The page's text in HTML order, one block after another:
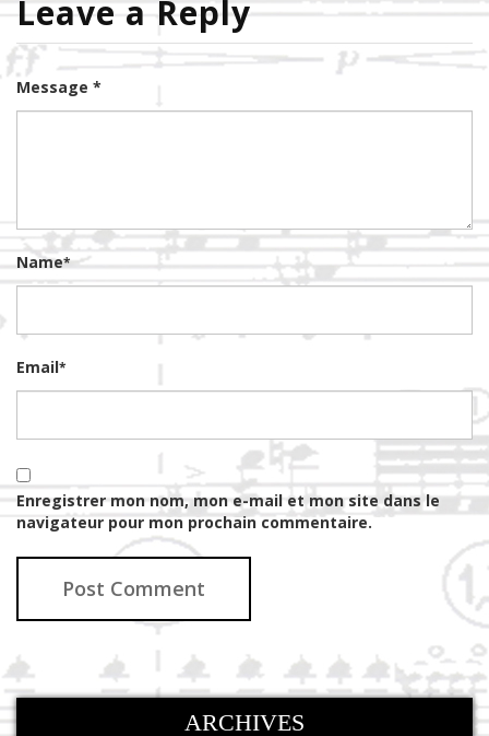
Leave a Reply
Message *
Name*
Email*
Enregistrer mon nom, mon e-mail et mon site dans le
navigateur pour mon prochain commentaire.
ARCHIVES